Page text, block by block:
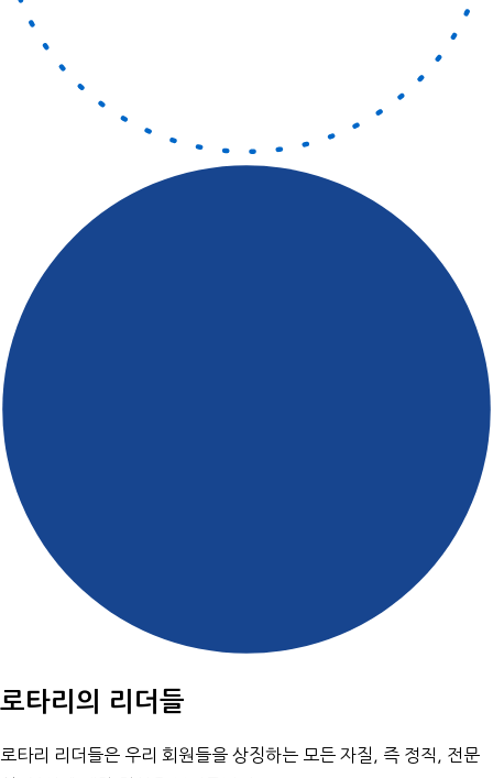
로타리의 리더들
로타리 리더들은 우리 회원들을 상징하는 모든 자질, 즉 정직, 전문